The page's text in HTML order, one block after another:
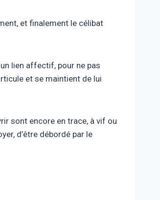
et finalement le célibat
lien affectif, pour ne pas
et se maintient de lui
sont encore en trace, à vif ou
d’être débordé par le